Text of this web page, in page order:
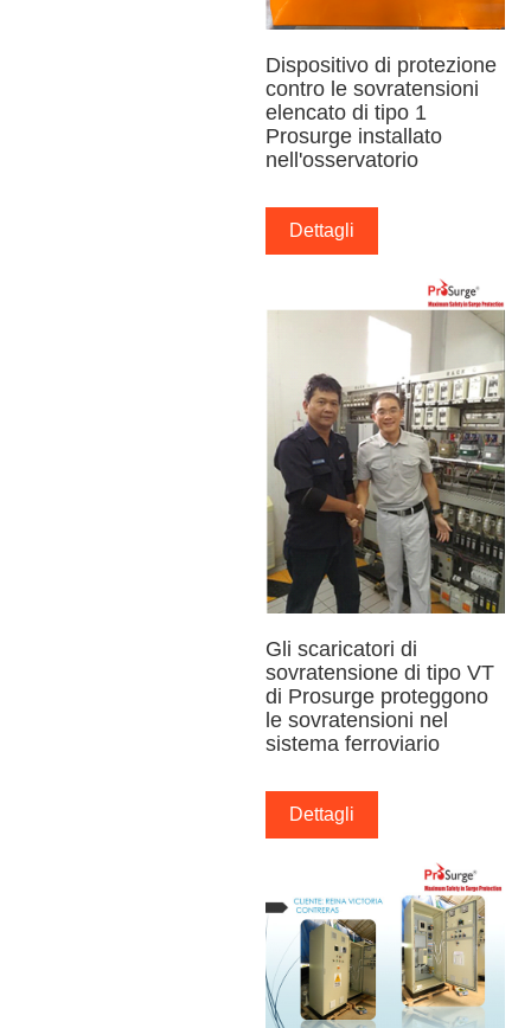
Dispositivo di protezione
contro le sovratensioni
elencato di tipo 1
Prosurge installato
nell'osservatorio
Dettagli
Gli scaricatori di
sovratensione di tipo VT
di Prosurge proteggono
le sovratensioni nel
sistema ferroviario
Dettagli